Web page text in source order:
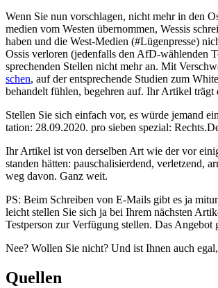
Wenn Sie nun vor­schla­gen, nicht mehr in den
me­di­en vom Wes­ten über­nom­men, Wes­sis
haben und die West-Medi­en (#Lügen­pres­se)
Ossis ver­lo­ren (jeden­falls den AfD-wäh­len­den
spre­chen­den Stel­len nicht mehr an. Mit
schen, auf der ent­spre­chen­de Stu­di­en zum
behan­delt füh­len, begeh­ren auf. Ihr Arti­kel
Stel­len Sie sich ein­fach vor, es wür­de jemand
ta­ti­on: 28.09.2020. pro sie­ben spe­zi­al:
Ihr Arti­kel ist von der­sel­ben Art wie der vor
stan­den hät­ten: pau­scha­li­sier­dend, ver­let­zend,
weg davon. Ganz weit.
PS: Beim Schrei­ben von E‑Mails gibt es ja
leicht stel­len Sie sich ja bei Ihrem nächs­ten
Test­per­son zur Ver­fü­gung stel­len. Das
Nee? Wol­len Sie nicht? Und ist Ihnen auch
Quellen